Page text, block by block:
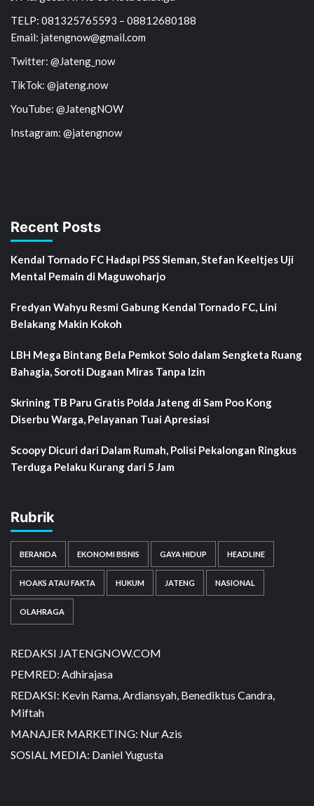
TELP: 081325765593 – 08812680188
Email: jatengnow@gmail.com
Twitter: @Jateng_now
TikTok: @jateng.now
YouTube: @JatengNOW
Instagram: @jatengnow
Recent Posts
Kendal Tornado FC Hadapi PSS Sleman, Stefan Keeltjes Uji
Mental Pemain di Maguwoharjo
Fredyan Wahyu Resmi Gabung Kendal Tornado FC, Lini
Belakang Makin Kokoh
LBH Mega Bintang Bela Pemkot Solo dalam Sengketa Ruang
Bahagia, Soroti Dugaan Miras Tanpa Izin
Skrining TB Paru Gratis Polda Jateng di Sam Poo Kong
Diserbu Warga, Pelayanan Tuai Apresiasi
Scoopy Dicuri dari Dalam Rumah, Polisi Pekalongan Ringkus
Terduga Pelaku Kurang dari 5 Jam
Rubrik
BERANDA EKONOMI BISNIS GAYA HIDUP HEADLINE
HOAKS ATAU FAKTA HUKUM JATENG NASIONAL
OLAHRAGA
REDAKSI JATENGNOW.COM
PEMRED: Adhirajasa
REDAKSI: Kevin Rama, Ardiansyah, Benediktus Candra,
Miftah
MANAJER MARKETING: Nur Azis
SOSIAL MEDIA: Daniel Yugusta